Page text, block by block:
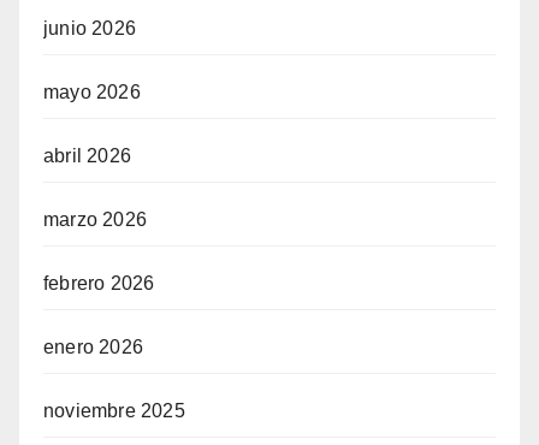
junio 2026
mayo 2026
abril 2026
marzo 2026
febrero 2026
enero 2026
noviembre 2025